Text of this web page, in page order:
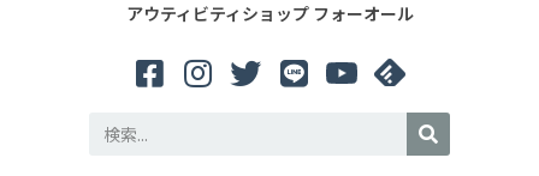
アウティビティショップ フォーオール